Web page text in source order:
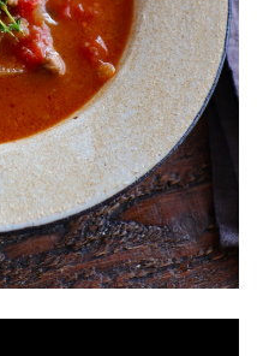
担当者向け
資料